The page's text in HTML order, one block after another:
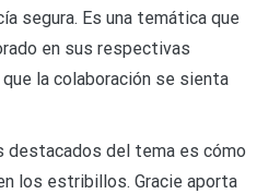
segura. Es una temática que
en sus respectivas
la colaboración se sienta
destacados del tema es cómo
los estribillos. Gracie aporta